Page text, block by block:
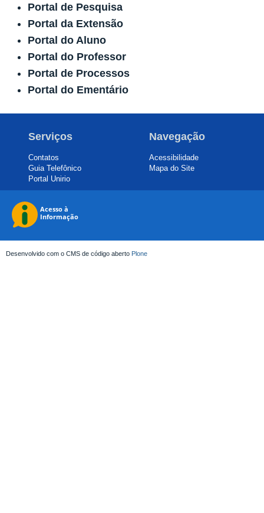
Portal de Pesquisa
Portal da Extensão
Portal do Aluno
Portal do Professor
Portal de Processos
Portal do Ementário
Serviços
Contatos
Guia Telefônico
Portal Unirio
Navegação
Acessibilidade
Mapa do Site
Desenvolvido com o CMS de código aberto Plone